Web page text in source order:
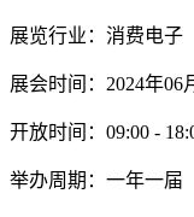
展览行业：消费电子
展会时间：2024年06
开放时间：09:00 -
举办周期：一年一届